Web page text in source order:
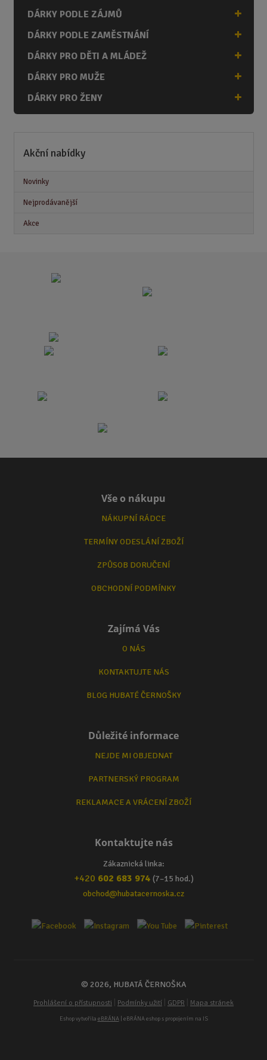
DÁRKY PODLE ZÁJMŮ
DÁRKY PODLE ZAMĚSTNÁNÍ
DÁRKY PRO DĚTI A MLÁDEŽ
DÁRKY PRO MUŽE
DÁRKY PRO ŽENY
Akční nabídky
Novinky
Nejprodávanější
Akce
Vše o nákupu
NÁKUPNÍ RÁDCE
TERMÍNY ODESLÁNÍ ZBOŽÍ
ZPŮSOB DORUČENÍ
OBCHODNÍ PODMÍNKY
Zajímá Vás
O NÁS
KONTAKTUJTE NÁS
BLOG HUBATÉ ČERNOŠKY
Důležité informace
NEJDE MI OBJEDNAT
PARTNERSKÝ PROGRAM
REKLAMACE A VRÁCENÍ ZBOŽÍ
Kontaktujte nás
Zákaznická linka:
+420 602 683 974 (7–15 hod.)
obchod@hubatacernoska.cz
© 2026, HUBATÁ ČERNOŠKA
Prohlášení o přístupnosti Podmínky užití GDPR Mapa stránek
Eshop vytvořila eBRÁNA| eBRÁNA eshop s propojením na IS